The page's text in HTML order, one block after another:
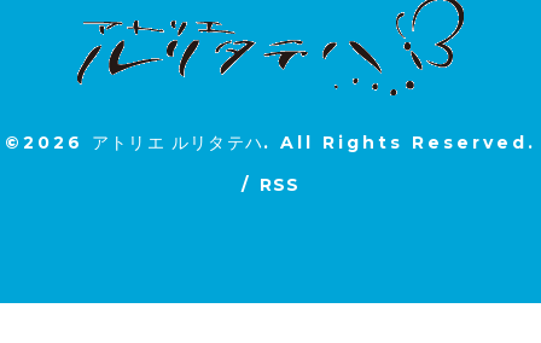
©2026 アトリエ ルリタテハ. All Rights Reserved.
/ RSS